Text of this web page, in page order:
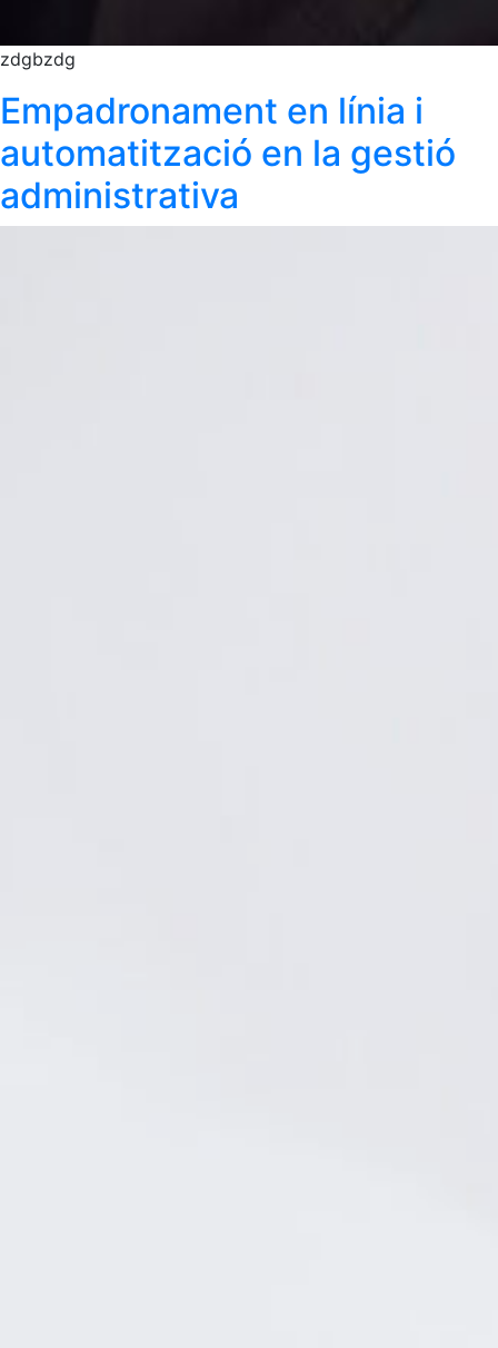
zdgbzdg
Empadronament en línia i
automatització en la gestió
administrativa